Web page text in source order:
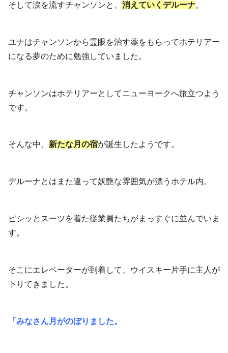
そして涙を流すチャンソンと、 消えていくデルーナ。
ユナはチャンソンから霊眼を治す薬をもらってホテリアー
になる夢のために勉強していました。
チャンソンはホテリアーとしてニューヨークへ旅立つよう
です。
そんな中、 新たな月の宿が誕生したようです。
デルーナとはまた違って妖艶な雰囲気が漂うホテル内。
ピシッとスーツを着た従業員たちがまっすぐに並んでいま
す。
そこにエレベーターが到着して、ウイスキー片手に主人が
下りてきました。
「みなさん月がのぼりました。